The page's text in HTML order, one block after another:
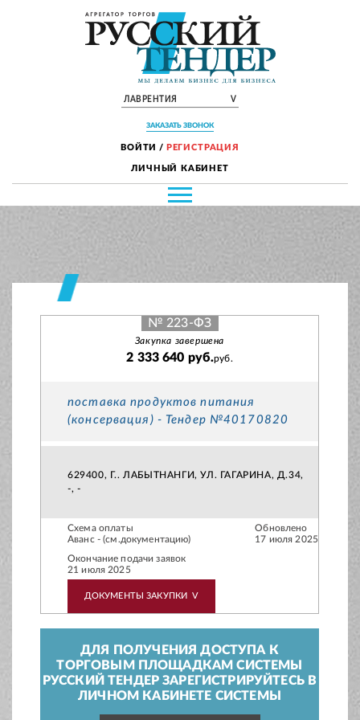
ЛАВРЕНТИЯ V
ЗАКАЗАТЬ ЗВОНОК
ВОЙТИ / РЕГИСТРАЦИЯ
ЛИЧНЫЙ КАБИНЕТ
№ 223-ФЗ
Закупка завершена
2 333 640 руб.руб.
поставка продуктов питания
(консервация) - Тендер №40170820
629400, Г.. ЛАБЫТНАНГИ, УЛ. ГАГАРИНА, Д.34,
-, -
Схема оплаты
Аванс - (см.документацию)
Обновлено
17 июля 2025
Окончание подачи заявок
21 июля 2025
ДОКУМЕНТЫ ЗАКУПКИ V
ДЛЯ ПОЛУЧЕНИЯ ДОСТУПА К
ТОРГОВЫМ ПЛОЩАДКАМ СИСТЕМЫ
РУССКИЙ ТЕНДЕР ЗАРЕГИСТРИРУЙТЕСЬ В
ЛИЧНОМ КАБИНЕТЕ СИСТЕМЫ